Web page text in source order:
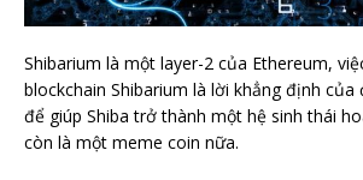
Shibarium là một layer-2 của Ethereum,
blockchain Shibarium là lời khẳng định
để giúp Shiba trở thành một hệ sinh thái
còn là một meme coin nữa.